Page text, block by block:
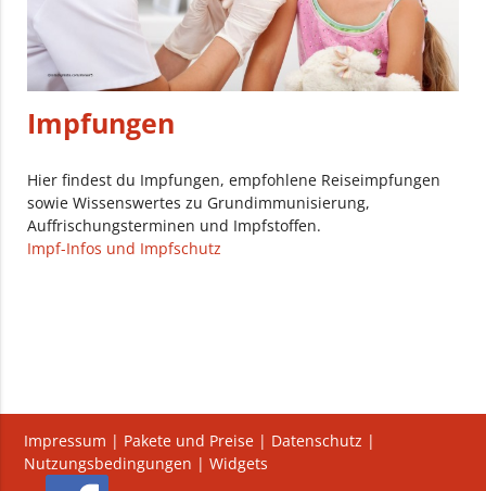
Impfungen
Hier findest du Impfungen, empfohlene Reiseimpfungen
sowie Wissenswertes zu Grundimmunisierung,
Auffrischungsterminen und Impfstoffen.
Impf-Infos und Impfschutz
Impressum | Pakete und Preise | Datenschutz |
Nutzungsbedingungen |Widgets